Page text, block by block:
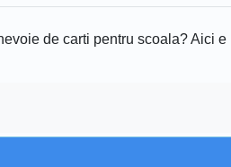
de carti pentru scoala? Aici